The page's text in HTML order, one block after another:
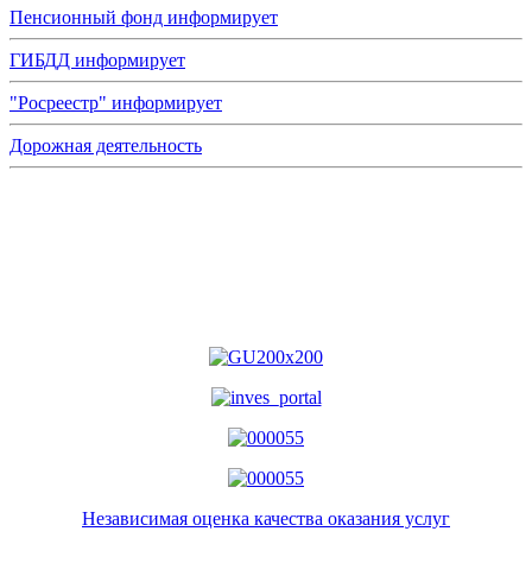
Пенсионный фонд информирует
ГИБДД информирует
"Росреестр" информирует
Дорожная деятельность
Независимая оценка качества оказания услуг